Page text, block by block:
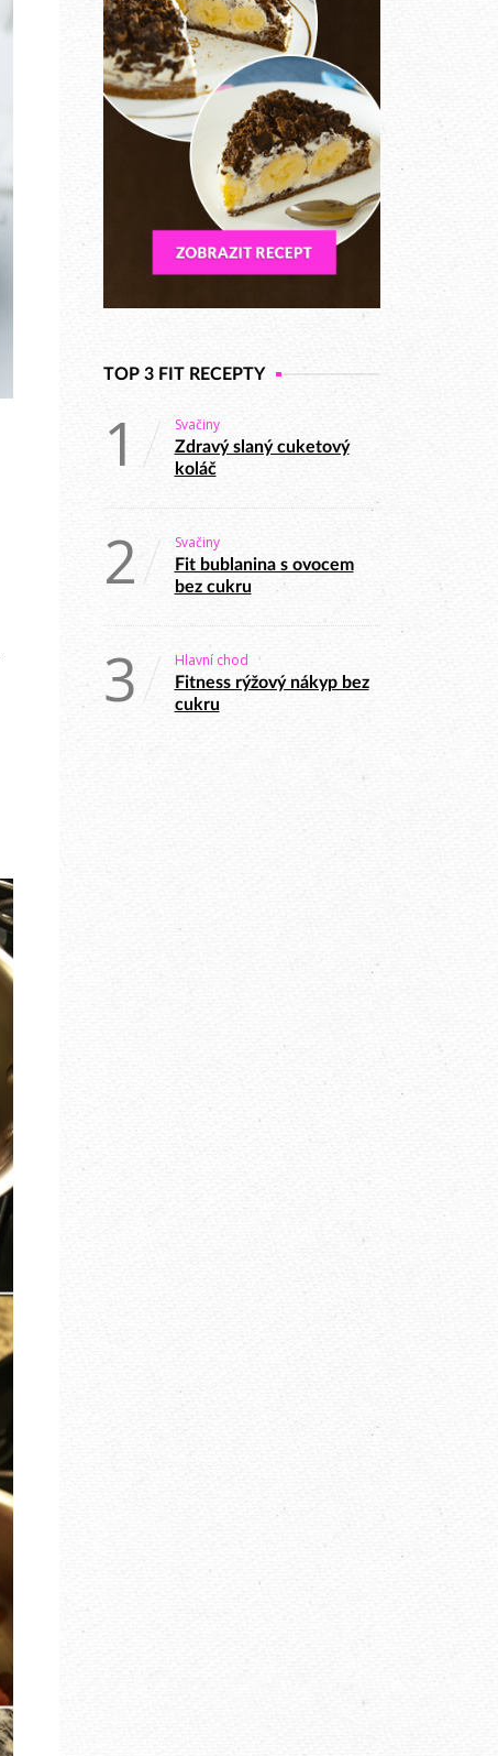
TOP 3 FIT RECEPTY
1 Svačiny
Zdravý slaný cuketový
koláč
2 Svačiny
Fit bublanina s ovocem
bez cukru
3 Hlavní chod
Fitness rýžový nákyp bez
cukru